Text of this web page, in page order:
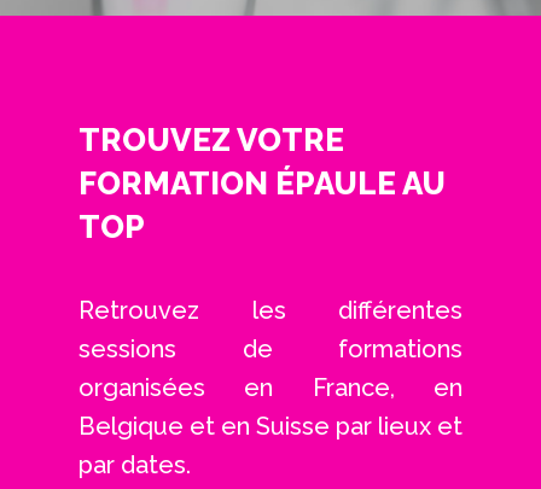
TROUVEZ VOTRE
FORMATION ÉPAULE AU
TOP
Retrouvez les différentes
sessions de formations
organisées en France, en
Belgique et en Suisse par lieux et
par dates.